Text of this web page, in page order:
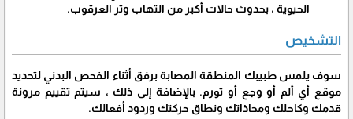
الحيوية ، بحدوث حالات أكبر من التهاب وتر العرقوب.
التشخيص
سوف يلمس طبيبك المنطقة المصابة برفق أثناء الفحص البدني لتحديد
موقع أي ألم أو وجع أو تورم. بالإضافة إلى ذلك ، سيتم تقييم مرونة
قدمك وكاحلك ومحاذاتك ونطاق حركتك وردود أفعالك.